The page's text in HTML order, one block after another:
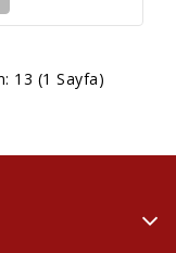
13 (1 Sayfa)